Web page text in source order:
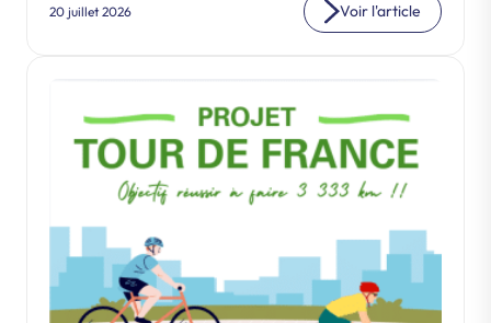
20 juillet 2026 Voir l'article